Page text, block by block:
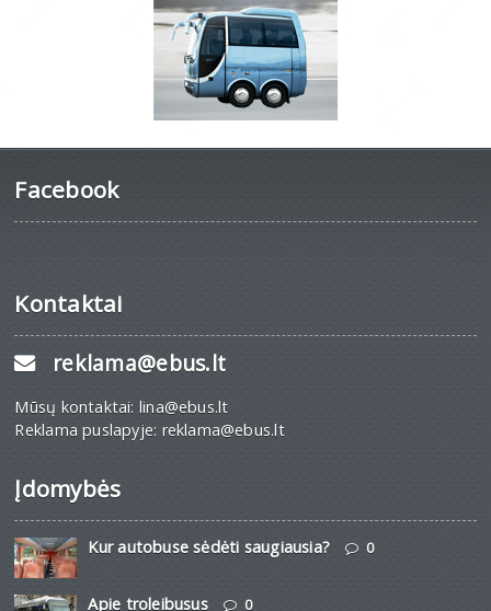
Facebook
Kontaktai
reklama@ebus.lt
Mūsų kontaktai: lina@ebus.lt
Reklama puslapyje: reklama@ebus.lt
Įdomybės
Kur autobuse sėdėti saugiausia? 0
Apie troleibusus 0